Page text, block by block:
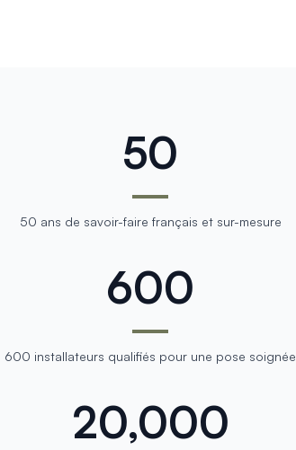
50
50 ans de savoir-faire français et sur-mesure
600
600 installateurs qualifiés pour une pose soignée
20,000